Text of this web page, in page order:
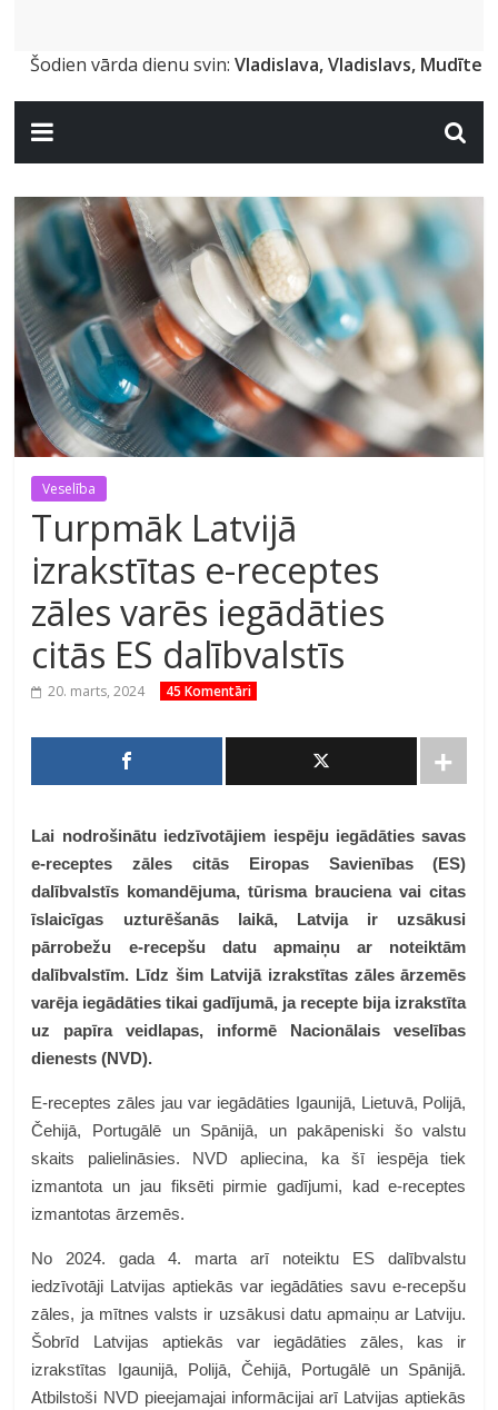
Šodien vārda dienu svin:Vladislava, Vladislavs, Mudīte
Veselība
Turpmāk Latvijā
izrakstītas e-receptes
zāles varēs iegādāties
citās ES dalībvalstīs
20. marts, 2024 45 Komentāri
Lai nodrošinātu iedzīvotājiem iespēju iegādāties savas
e-receptes zāles citās Eiropas Savienības (ES)
dalībvalstīs komandējuma, tūrisma brauciena vai citas
īslaicīgas uzturēšanās laikā, Latvija ir uzsākusi
pārrobežu e-recepšu datu apmaiņu ar noteiktām
dalībvalstīm. Līdz šim Latvijā izrakstītas zāles ārzemēs
varēja iegādāties tikai gadījumā, ja recepte bija izrakstīta
uz papīra veidlapas, informē Nacionālais veselības
dienests (NVD).
E-receptes zāles jau var iegādāties Igaunijā, Lietuvā, Polijā,
Čehijā, Portugālē un Spānijā, un pakāpeniski šo valstu
skaits palielināsies. NVD apliecina, ka šī iespēja tiek
izmantota un jau fiksēti pirmie gadījumi, kad e-receptes
izmantotas ārzemēs.
No 2024. gada 4. marta arī noteiktu ES dalībvalstu
iedzīvotāji Latvijas aptiekās var iegādāties savu e-recepšu
zāles, ja mītnes valsts ir uzsākusi datu apmaiņu ar Latviju.
Šobrīd Latvijas aptiekās var iegādāties zāles, kas ir
izrakstītas Igaunijā, Polijā, Čehijā, Portugālē un Spānijā.
Atbilstoši NVD pieejamajai informācijai arī Latvijas aptiekās